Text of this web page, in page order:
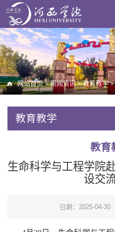
网站首页 > 新闻资讯 > 教育教学 >
教育教学
教育
生命科学与工程学院
设交
日期：2025-04-30